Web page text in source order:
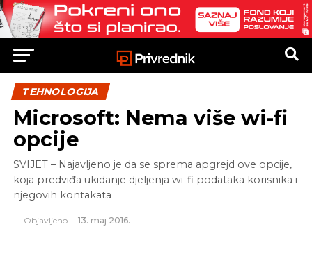
TEHNOLOGIJA
Microsoft: Nema više wi-fi
opcije
SVIJET – Najavljeno je da se sprema apgrejd ove opcije,
koja predviđa ukidanje djeljenja wi-fi podataka korisnika i
njegovih kontakata
Objavljeno 13. maj 2016.